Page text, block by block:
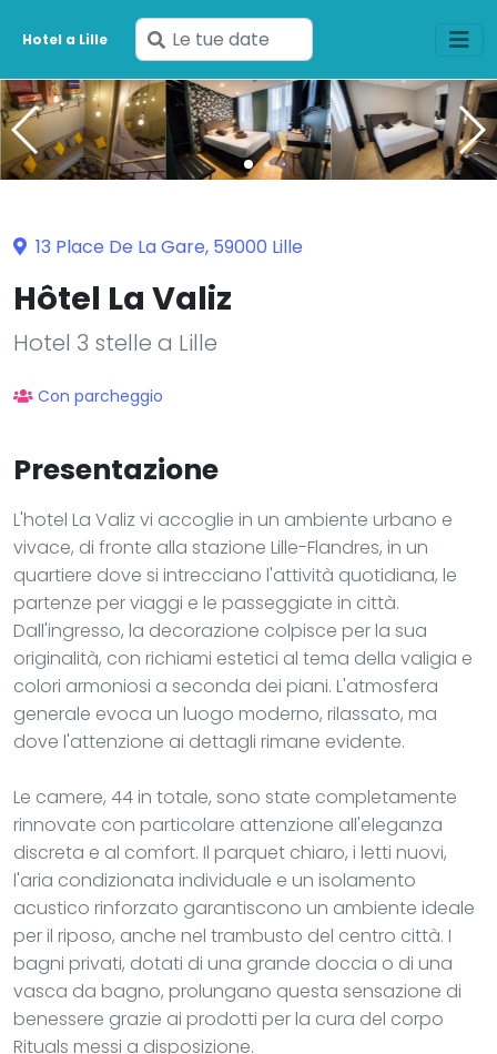
Hotel a Lille
Inserisci
le
tue
date
13 Place De La Gare, 59000 Lille
Hôtel La Valiz
Hotel 3 stelle a Lille
Con parcheggio
Presentazione
L'hotel La Valiz vi accoglie in un ambiente urbano e
vivace, di fronte alla stazione Lille-Flandres, in un
quartiere dove si intrecciano l'attività quotidiana, le
partenze per viaggi e le passeggiate in città.
Dall'ingresso, la decorazione colpisce per la sua
originalità, con richiami estetici al tema della valigia e
colori armoniosi a seconda dei piani. L'atmosfera
generale evoca un luogo moderno, rilassato, ma
dove l'attenzione ai dettagli rimane evidente.
Le camere, 44 in totale, sono state completamente
rinnovate con particolare attenzione all'eleganza
discreta e al comfort. Il parquet chiaro, i letti nuovi,
l'aria condizionata individuale e un isolamento
acustico rinforzato garantiscono un ambiente ideale
per il riposo, anche nel trambusto del centro città. I
bagni privati, dotati di una grande doccia o di una
vasca da bagno, prolungano questa sensazione di
benessere grazie ai prodotti per la cura del corpo
Rituals messi a disposizione.